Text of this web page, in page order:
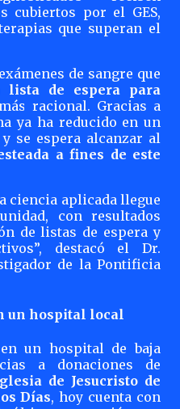
cubiertos por el GES,
que superan el
de sangre que
lista de espera para
racional. Gracias a
ya ha reducido en un
y se espera alcanzar al
a fines de este
ciencia aplicada llegue
con resultados
de listas de espera y
destacó el Dr.
de la Pontificia
un hospital local
un hospital de baja
a donaciones de
de Jesucristo de
Días, hoy cuenta con